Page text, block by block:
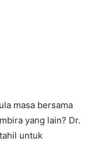
masa bersama
yang lain? Dr.
untuk